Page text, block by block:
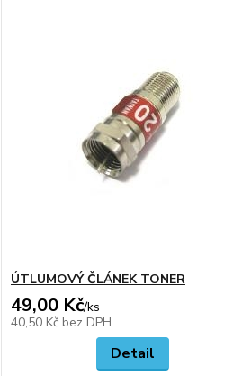
ÚTLUMOVÝ ČLÁNEK TONER
49,00 Kč/ks
40,50 Kč bez DPH
Detail